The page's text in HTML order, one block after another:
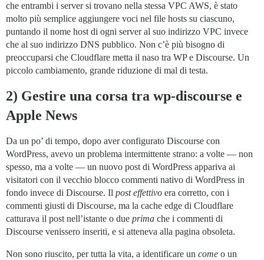
che entrambi i server si trovano nella stessa VPC AWS, è stato
molto più semplice aggiungere voci nel file hosts su ciascuno,
puntando il nome host di ogni server al suo indirizzo VPC invece
che al suo indirizzo DNS pubblico. Non c’è più bisogno di
preoccuparsi che Cloudflare metta il naso tra WP e Discourse. Un
piccolo cambiamento, grande riduzione di mal di testa.
2) Gestire una corsa tra wp-discourse e
Apple News
Da un po’ di tempo, dopo aver configurato Discourse con
WordPress, avevo un problema intermittente strano: a volte — non
spesso, ma a volte — un nuovo post di WordPress appariva ai
visitatori con il vecchio blocco commenti nativo di WordPress in
fondo invece di Discourse. Il post effettivo era corretto, con i
commenti giusti di Discourse, ma la cache edge di Cloudflare
catturava il post nell’istante o due prima che i commenti di
Discourse venissero inseriti, e si atteneva alla pagina obsoleta.
Non sono riuscito, per tutta la vita, a identificare un come o un